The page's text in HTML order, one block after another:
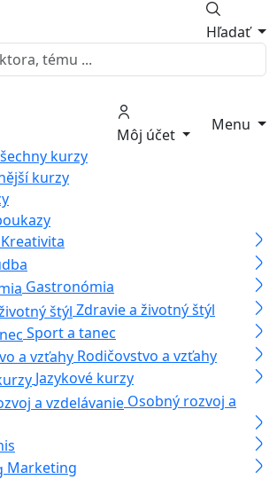
Hľadať
Môj účet
Menu
kurzy
kurzy
Kreativita
Gastronómia
Zdravie a životný štýl
Sport a tanec
Rodičovstvo a vzťahy
Jazykové kurzy
Osobný rozvoj a
Marketing